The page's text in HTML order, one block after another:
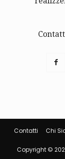
Contatti Chi
Copyright ©